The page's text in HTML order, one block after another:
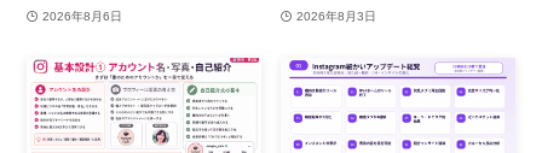
2026年8月6日 2026年8月3日